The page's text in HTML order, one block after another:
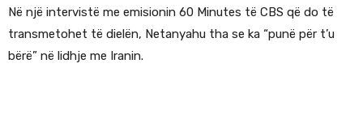
Në një intervistë me emisionin 60 Minutes të CBS që do të
transmetohet të dielën, Netanyahu tha se ka “punë për t’u
bërë” në lidhje me Iranin.